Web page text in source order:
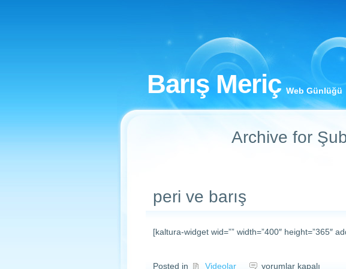
Barış Meriç Web Günlüğü
Archive for
peri ve barış
[kaltura-widget wid=”” width=”400″ height=”365″
Posted in Videolar
peri
yorumlar kapalı